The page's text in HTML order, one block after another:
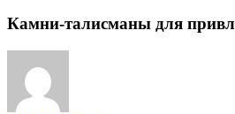
Камни-талисманы для